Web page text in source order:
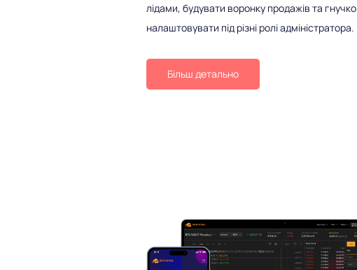
лідами, будувати воронку продажів та гнучко
налаштовувати під різні ролі адміністратора.
Більш детально